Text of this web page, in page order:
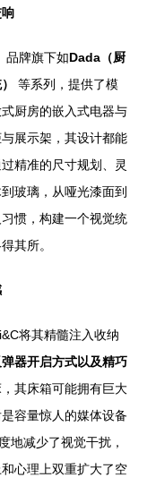
品牌旗下如Dada（厨
等系列，提供了模
厨房的嵌入式电器与
展示架，其设计都能
精准的尺寸规划、灵
玻璃，从哑光漆面到
惯，构建一个视觉统
其所。
将其精髓注入收纳
器开启方式以及精巧
其床箱可能拥有巨大
容量惊人的媒体设备
地减少了视觉干扰，
心理上双重扩大了空